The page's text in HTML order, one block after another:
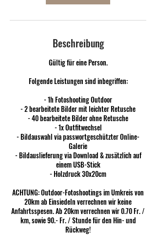
Beschreibung
Gültig für eine Person.
Folgende Leistungen sind inbegriffen:
- 1h Fotoshooting Outdoor
- 2 bearbeitete Bilder mit leichter Retusche
- 40 bearbeitete Bilder ohne Retusche
- 1x Outfitwechsel
- Bildauswahl via passwortgeschützter Online-
Galerie
- Bildauslieferung via Download & zusätzlich auf
einem USB-Stick
- Holzdruck 30x20cm
ACHTUNG: Outdoor-Fotoshootings im Umkreis von
20km ab Einsiedeln verrechnen wir keine
Anfahrtsspesen. Ab 20km verrechnen wir 0.70 Fr. /
km, sowie 90.- Fr. / Stunde für den Hin- und
Rückweg!